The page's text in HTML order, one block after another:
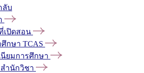
ลับ
เปิดสอน
กษา TCAS
นียมการศึกษา
ำนักวิชา